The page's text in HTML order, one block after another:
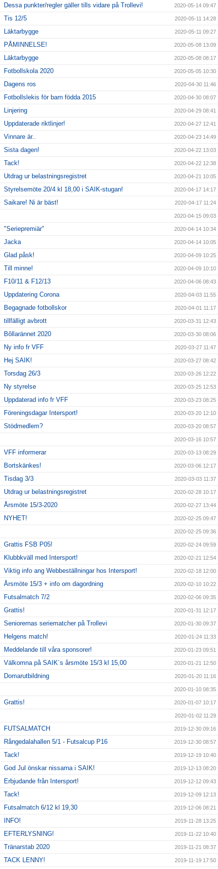
Dessa punkter/regler gäller tills vidare på Trollevi! 2020-05-14 09:47
Tis 12/5 2020-05-11 14:28
Läktarbygge 2020-05-11 09:27
PÅMINNELSE! 2020-05-08 13:09
Läktarbygge 2020-05-08 08:17
Fotbollskola 2020 2020-05-05 10:30
Dagens ros 2020-04-30 11:46
Fotbollslekis för barn födda 2015 2020-04-30 08:07
Linjering 2020-04-29 08:41
Uppdaterade riktlinjer! 2020-04-27 12:41
Vinnare är.. 2020-04-23 14:49
Sista dagen! 2020-04-22 13:03
Tack! 2020-04-22 12:38
Utdrag ur belastningsregistret 2020-04-21 10:05
Styrelsemöte 20/4 kl 18,00 i SAIK-stugan! 2020-04-17 14:17
Saikare! Ni är bäst! 2020-04-17 11:24
2020-04-15 09:03
"Seriepremiär" 2020-04-14 10:34
Jacka 2020-04-14 10:05
Glad påsk! 2020-04-09 10:25
Till minne! 2020-04-09 10:10
F10/11 & F12/13 2020-04-06 08:43
Uppdatering Corona 2020-04-03 11:55
Begagnade fotbollskor 2020-04-01 11:17
tillfälligt avbrott 2020-03-31 12:43
Bôllarännet 2020 2020-03-30 08:06
Ny info fr VFF 2020-03-27 11:47
Hej SAIK! 2020-03-27 08:42
Torsdag 26/3 2020-03-26 12:22
Ny styrelse 2020-03-25 12:53
Uppdaterad info fr VFF 2020-03-23 08:25
Föreningsdagar Intersport! 2020-03-20 12:10
Stödmedlem? 2020-03-20 08:57
2020-03-16 10:57
VFF informerar 2020-03-13 08:29
Bortskänkes! 2020-03-06 12:17
Tisdag 3/3 2020-03-03 11:37
Utdrag ur belastningsregistret 2020-02-28 10:17
Årsmöte 15/3-2020 2020-02-27 13:44
NYHET! 2020-02-25 09:47
2020-02-25 09:36
Grattis FSB P05! 2020-02-24 09:59
Klubbkväll med Intersport! 2020-02-21 12:54
Viktig info ang Webbeställningar hos Intersport! 2020-02-18 12:00
Årsmöte 15/3 + info om dagordning 2020-02-10 10:22
Futsalmatch 7/2 2020-02-06 09:35
Grattis! 2020-01-31 12:17
Seniorernas seriematcher på Trollevi 2020-01-30 09:37
Helgens match! 2020-01-24 11:33
Meddelande till våra sponsorer! 2020-01-23 09:51
Välkomna på SAIK´s årsmöte 15/3 kl 15,00 2020-01-21 12:50
Domarutbildning 2020-01-20 11:16
2020-01-10 08:35
Grattis! 2020-01-07 10:17
2020-01-02 11:29
FUTSALMATCH 2019-12-30 09:16
Rångedalahallen 5/1 - Futsalcup P16 2019-12-30 08:57
Tack! 2019-12-19 10:40
God Jul önskar nissarna i SAIK! 2019-12-13 08:20
Erbjudande från Intersport! 2019-12-12 09:43
Tack! 2019-12-09 12:13
Futsalmatch 6/12 kl 19,30 2019-12-06 08:21
INFO! 2019-11-28 13:25
EFTERLYSNING! 2019-11-22 10:40
Tränarstab 2020 2019-11-21 08:37
TACK LENNY! 2019-11-19 17:50